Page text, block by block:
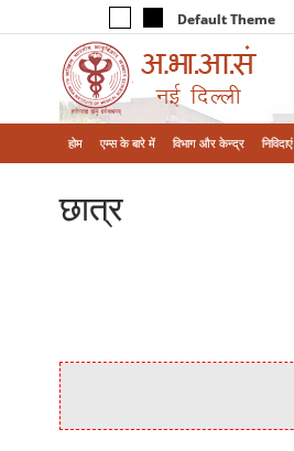
Default Theme
होम एम्‍स के बारे में विभाग और केन्‍द्र निविदाएं
छात्र